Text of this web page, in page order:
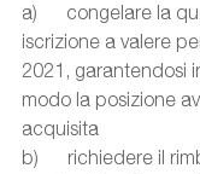
a)      congelare la
iscrizione a valere
2021, garantendosi
modo la posizione
acquisita
b)      richiedere il